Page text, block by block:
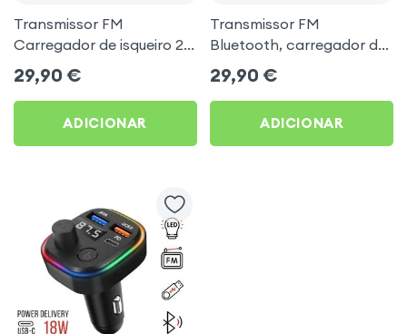
Transmissor FM
Carregador de isqueiro 2x
USB MicroSD 3mk Preto
para Realme Narzo 30 5G
29,90 €
ADICIONAR
Transmissor FM
Bluetooth, carregador de
automóvel USB / USB-C,
C4 - Preto para Realme
Narzo 30 5G
29,90 €
ADICIONAR